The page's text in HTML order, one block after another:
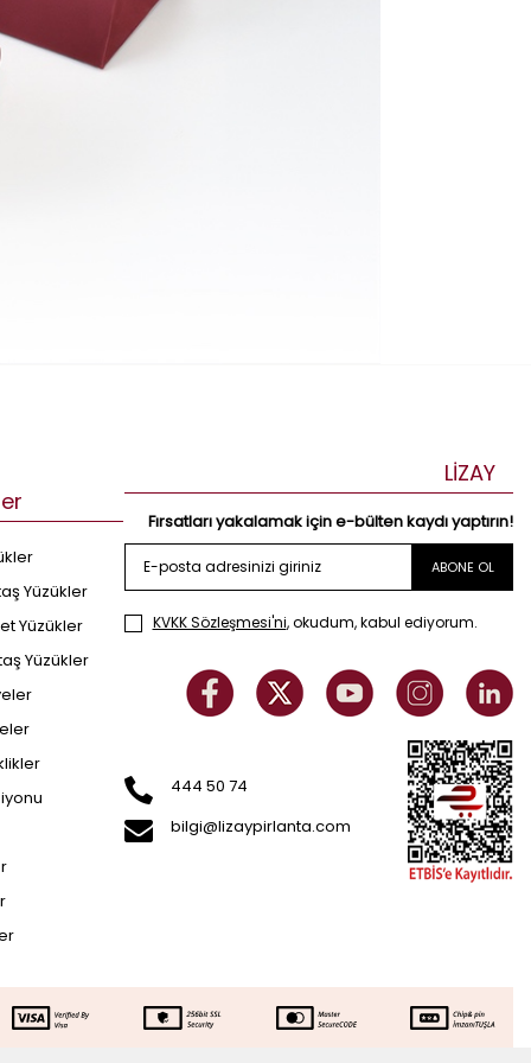
Yüzükler
Yüzükler
Yüzükler
LİZAY
Fırsatları yakalamak için e-bülten kaydı yaptırın!
ABONE OL
KVKK Sözleşmesi'ni, okudum, kabul ediyorum.
444 50 74
bilgi@lizaypirlanta.com